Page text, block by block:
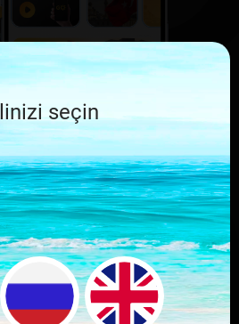
şehrin
indir
seçin